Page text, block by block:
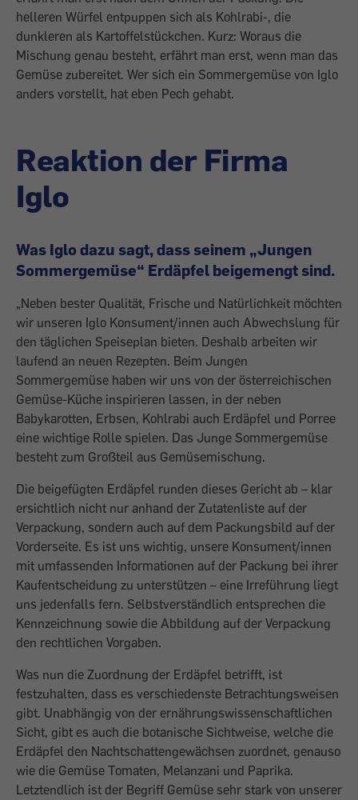
helleren Würfel entpuppen sich als Kohlrabi-, die
dunkleren als Kartoffelstückchen. Kurz: Woraus die
Mischung genau besteht, erfährt man erst, wenn man das
Gemüse zubereitet. Wer sich ein Sommergemüse von Iglo
anders vorstellt, hat eben Pech gehabt.
Reaktion der Firma
Iglo
Was Iglo dazu sagt, dass seinem „Jungen
Sommergemüse“ Erdäpfel beigemengt sind.
„Neben bester Qualität, Frische und Natürlichkeit möchten
wir unseren Iglo Konsument/innen auch Abwechslung für
den täglichen Speiseplan bieten. Deshalb arbeiten wir
laufend an neuen Rezepten. Beim Jungen
Sommergemüse haben wir uns von der österreichischen
Gemüse-Küche inspirieren lassen, in der neben
Babykarotten, Erbsen, Kohlrabi auch Erdäpfel und Porree
eine wichtige Rolle spielen. Das Junge Sommergemüse
besteht zum Großteil aus Gemüsemischung.
Die beigefügten Erdäpfel runden dieses Gericht ab – klar
ersichtlich nicht nur anhand der Zutatenliste auf der
Verpackung, sondern auch auf dem Packungsbild auf der
Vorderseite. Es ist uns wichtig, unsere Konsument/innen
mit umfassenden Informationen auf der Packung bei ihrer
Kaufentscheidung zu unterstützen – eine Irreführung liegt
uns jedenfalls fern. Selbstverständlich entsprechen die
Kennzeichnung sowie die Abbildung auf der Verpackung
den rechtlichen Vorgaben.
Was nun die Zuordnung der Erdäpfel betrifft, ist
festzuhalten, dass es verschiedenste Betrachtungsweisen
gibt. Unabhängig von der ernährungswissenschaftlichen
Sicht, gibt es auch die botanische Sichtweise, welche die
Erdäpfel den Nachtschattengewächsen zuordnet, genauso
wie die Gemüse Tomaten, Melanzani und Paprika.
Letztendlich ist der Begriff Gemüse sehr stark von unserer